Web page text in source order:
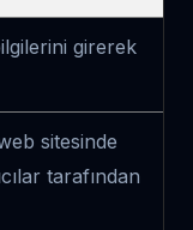
girerek
sitesinde
tarafından